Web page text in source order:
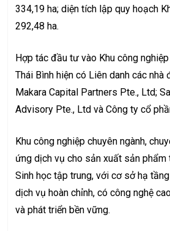
334,19 ha; diện tích lập quy hoạch
292,48 ha.
Hợp tác đầu tư vào Khu công
Thái Bình hiện có Liên danh các nhà
Makara Capital Partners Pte., Ltd;
Advisory Pte., Ltd và Công ty cổ
Khu công nghiệp chuyên ngành,
ứng dịch vụ cho sản xuất sản phẩm
Sinh học tập trung, với cơ sở hạ
dịch vụ hoàn chỉnh, có công nghệ
và phát triển bền vững.